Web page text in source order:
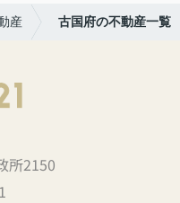
産 古国府の不動産一覧
所2150